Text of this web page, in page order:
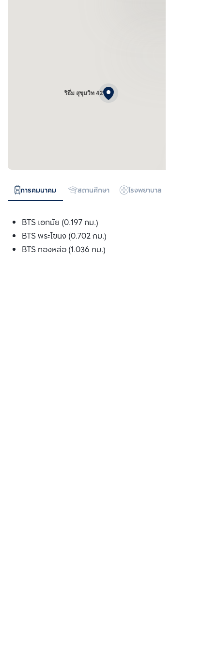
ริธึ่ม สุขุมวิท 42
การคมนาคม สถานศึกษา โรงพยาบาล
BTS เอกมัย (0.197 กม.)
BTS พระโขนง (0.702 กม.)
BTS ทองหล่อ (1.036 กม.)